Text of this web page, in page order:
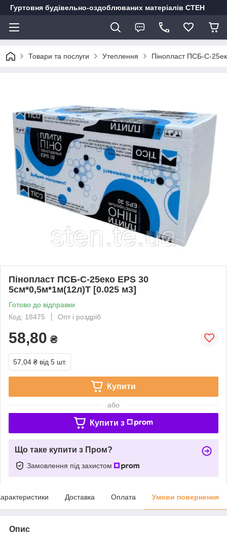
Гуртовня будівельно-оздоблюваних матеріалів СТЕН
Товари та послуги Утеплення Пінопласт ПСБ-С-
Пінопласт ПСБ-С-25еко EPS 30
5см*0,5м*1м(12л)Т [0.025 м3]
Готово до відправки
Код: 18475
Опт і роздріб
58,80 ₴
57,04 ₴ від 5 шт.
Купити
або
Купити з
Що таке купити з Пром?
Замовлення під захистом
Доставка Оплата Умови повернення
Опис